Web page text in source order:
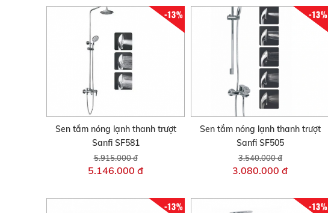
-13%
Sen tắm nóng lạnh thanh trượt
Sanfi SF581
5.915.000 đ
5.146.000 đ
-13%
Sen tắm nóng lạnh thanh trượt
Sanfi SF505
3.540.000 đ
3.080.000 đ
-13% -13%